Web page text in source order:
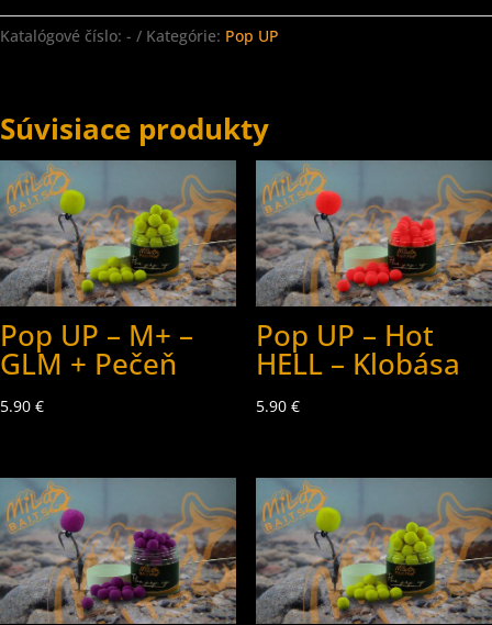
Black
Pepper
-
Katalógové číslo: - Kategórie: Pop UP
Súvisiace produkty
Pop UP – M+ –
GLM + Pečeň
5.90 €
Pop UP – Hot
HELL – Klobása
5.90 €